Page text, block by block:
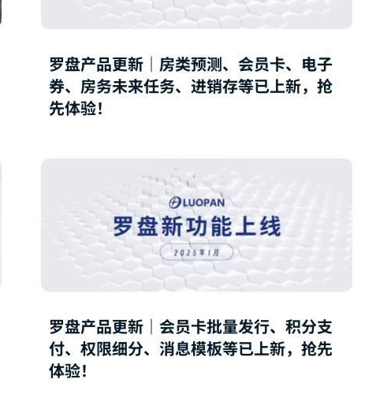
罗盘产品更新｜房类预测、会员卡、电子
券、房务未来任务、进销存等已上新，抢
先体验！
罗盘产品更新｜会员卡批量发行、积分支
付、权限细分、消息模板等已上新，抢先
体验！